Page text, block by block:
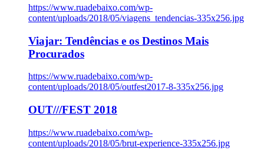
https://www.ruadebaixo.com/wp-
content/uploads/2018/05/viagens_tendencias-335x256.jpg
Viajar: Tendências e os Destinos Mais
Procurados
https://www.ruadebaixo.com/wp-
content/uploads/2018/05/outfest2017-8-335x256.jpg
OUT///FEST 2018
https://www.ruadebaixo.com/wp-
content/uploads/2018/05/brut-experience-335x256.jpg